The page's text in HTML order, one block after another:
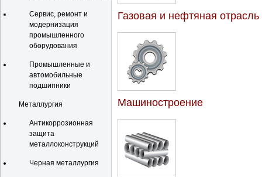
Сервис, ремонт и
модернизация
промышленного
оборудования
Промышленные и
автомобильные
подшипники
Металлургия
Антикоррозионная
защита
металлоконструкций
Черная металлургия
Газовая и нефтяная отрасль
Машиностроение